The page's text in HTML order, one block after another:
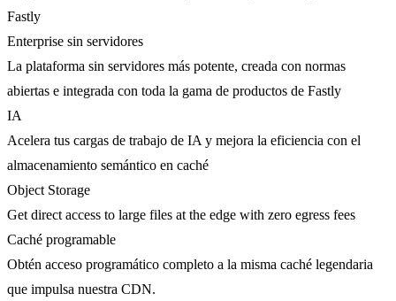
Fastly
Enterprise sin servidores
La plataforma sin servidores más potente, creada con normas
abiertas e integrada con toda la gama de productos de Fastly
IA
Acelera tus cargas de trabajo de IA y mejora la eficiencia con el
almacenamiento semántico en caché
Object Storage
Get direct access to large files at the edge with zero egress fees
Caché programable
Obtén acceso programático completo a la misma caché legendaria
que impulsa nuestra CDN.